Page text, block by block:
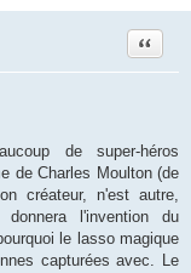
Citation
de super-héros
de Charles Moulton (de
créateur, n'est autre,
l'invention du
le lasso magique
capturées avec. Le